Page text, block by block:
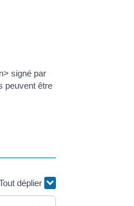
signé par
peuvent être
déplier